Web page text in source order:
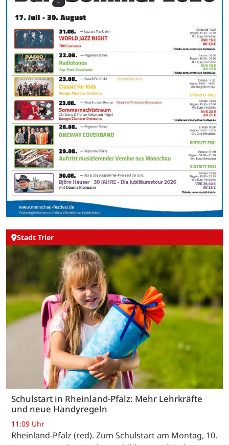
Stadt Trier
Schulstart in Rheinland-Pfalz: Mehr Lehrkräfte
und neue Handyregeln
11:09 Uhr
Rheinland-Pfalz (red). Zum Schulstart am Montag, 10.